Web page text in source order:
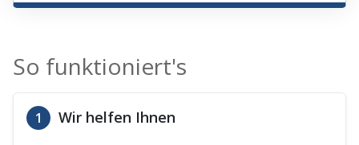
So funktioniert's
1 Wir helfen Ihnen